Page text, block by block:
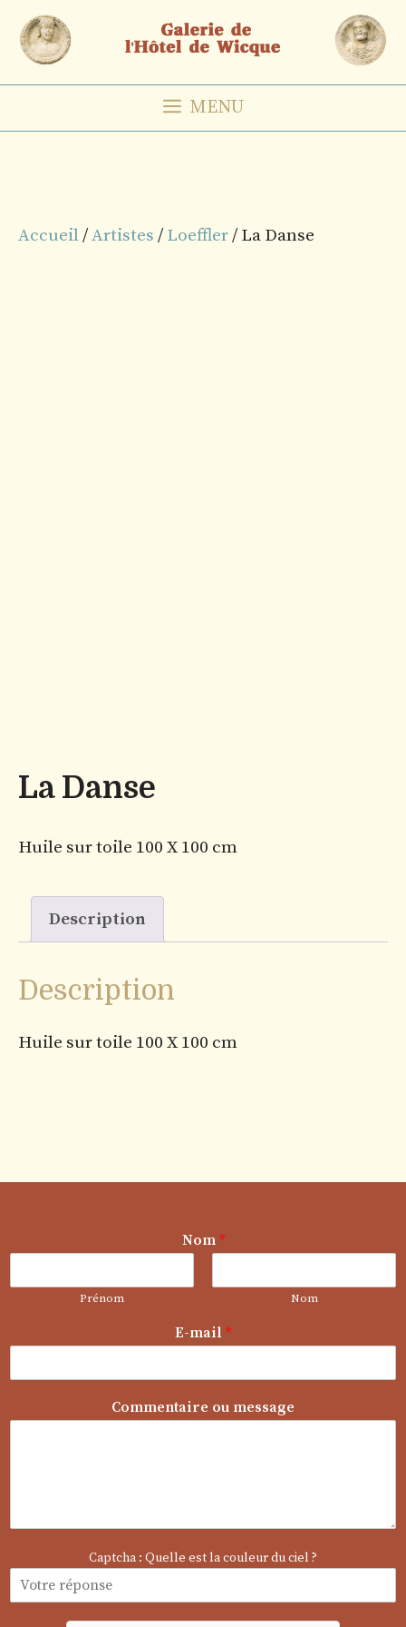
Aller
contenu
MENU
Accueil/Artistes / Loeffler/ La Danse
La Danse
Huile sur toile 100 X 100 cm
Description
Description
Huile sur toile 100 X 100 cm
*
Nom *
Prénom Nom
E-mail *
Commentaire ou message
Captcha : Quelle est la couleur du ciel ?